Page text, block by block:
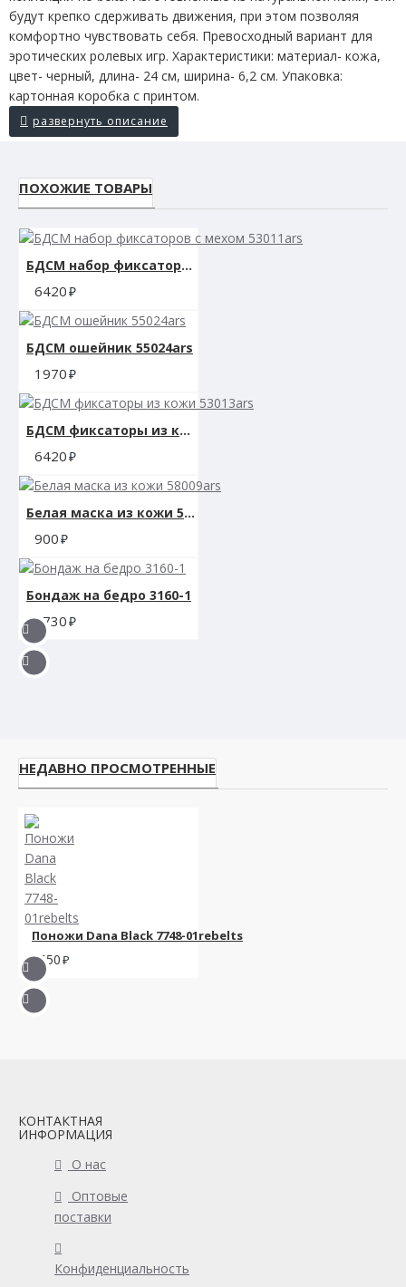
будут крепко сдерживать движения, при этом позволяя
комфортно чувствовать себя. Превосходный вариант для
эротических ролевых игр. Характеристики: материал- кожа,
цвет- черный, длина- 24 см, ширина- 6,2 см. Упаковка:
картонная коробка с принтом.
ПОХОЖИЕ ТОВАРЫ
БДСМ набор фиксаторов с мехом 53011ars
6420
БДСМ ошейник 55024ars
1970
БДСМ фиксаторы из кожи 53013ars
6420
Белая маска из кожи 58009ars
900
Бондаж на бедро 3160-1
1730
НЕДАВНО ПРОСМОТРЕННЫЕ
Поножи Dana Black 7748-01rebelts
1550
КОНТАКТНАЯ
ИНФОРМАЦИЯ
О нас
Оптовые
поставки
Конфиденциальность